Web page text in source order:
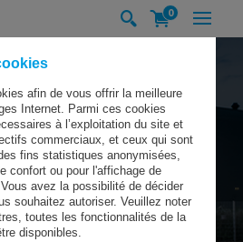
afin de vous offrir la meilleure
Internet. Parmi ces cookies
à l’exploitation du site et
commerciaux, et ceux qui sont
fins statistiques anonymisées,
confort ou pour l'affichage de
avez la possibilité de décider
souhaitez autoriser. Veuillez noter
toutes les fonctionnalités de la
disponibles.
0